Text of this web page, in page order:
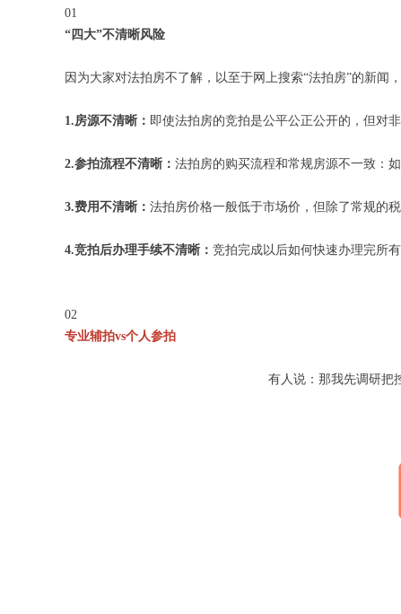
01
“四大”不清晰风险
因为大家对法拍房不了解，以至于网上搜索“法拍房”的新闻
1.房源不清晰： 即使法拍房的竞拍是公平公正公开的，但对
2.参拍流程不清晰： 法拍房的购买流程和常规房源不一致：
3.费用不清晰： 法拍房价格一般低于市场价，但除了常规的
4.竞拍后办理手续不清晰： 竞拍完成以后如何快速办理完所
02
专业辅拍vs个人参拍
有人说：那我先调研把